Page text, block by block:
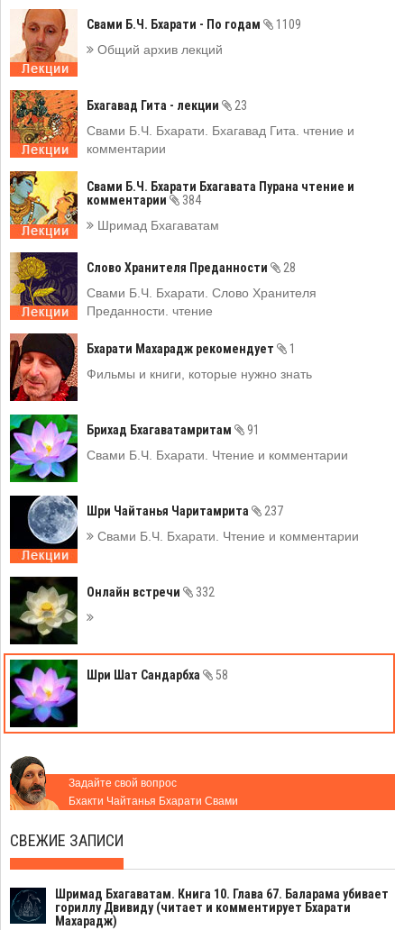
Свами Б.Ч. Бхарати - По годам
1109
Общий архив лекций
Бхагавад Гита - лекции
23
Свами Б.Ч. Бхарати. Бхагавад Гита. чтение и
комментарии
Свами Б.Ч. Бхарати Бхагавата Пурана чтение и
комментарии
384
Шримад Бхагаватам
Слово Хранителя Преданности
28
Свами Б.Ч. Бхарати. Слово Хранителя
Преданности. чтение
Бхарати Махарадж рекомендует
1
Фильмы и книги, которые нужно знать
Брихад Бхагаватамритам
91
Свами Б.Ч. Бхарати. Чтение и комментарии
Шри Чайтанья Чаритамрита
237
Свами Б.Ч. Бхарати. Чтение и комментарии
Онлайн встречи 332
Шри Шат Сандарбха 58
Задайте свой вопрос
Бхакти Чайтанья Бхарати Свами
СВЕЖИЕ ЗАПИСИ
Шримад Бхагаватам. Книга 10. Глава 67. Баларама убивает
гориллу Двивиду (читает и комментирует Бхарати
Махарадж)